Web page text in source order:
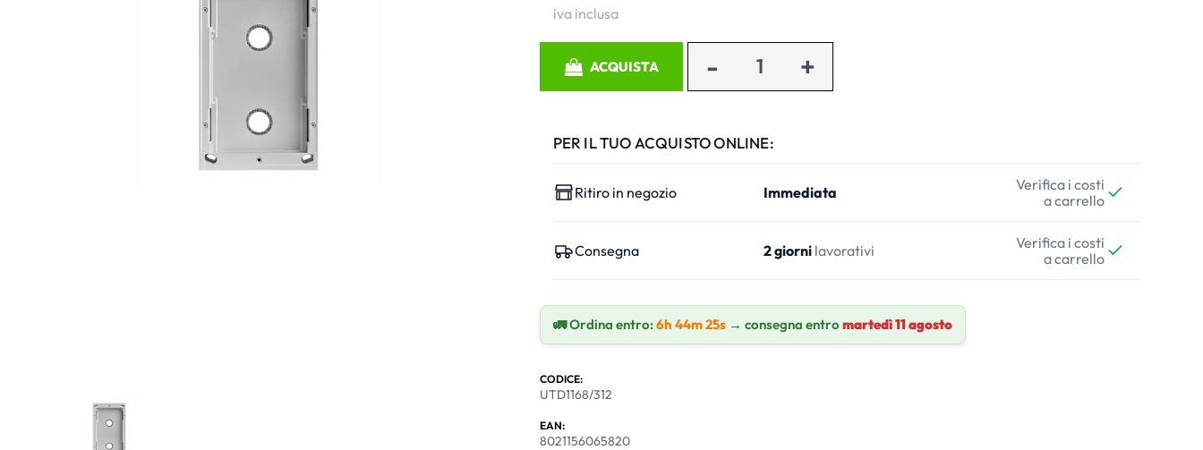
iva inclusa
ACQUISTA
PER IL TUO ACQUISTO ONLINE:
Ritiro in negozio Immediata
Verifica i costi
a carrello
Consegna 2 giornilavorativi
Verifica i costi
a carrello
🚛 Ordina entro:6h 44m 24s → consegna entromartedì 11 agosto
CODICE:
UTD1168/312
EAN:
8021156065820